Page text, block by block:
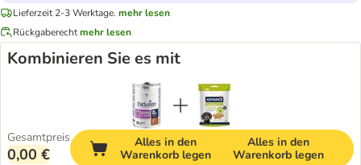
Lieferzeit 2-3 Werktage. mehr lesen
Rückgaberechtmehr lesen
Kombinieren Sie es mit
Gesamtpreis
0,00 €
Alles in den
Warenkorb legen
Alles in den
Warenkorb legen